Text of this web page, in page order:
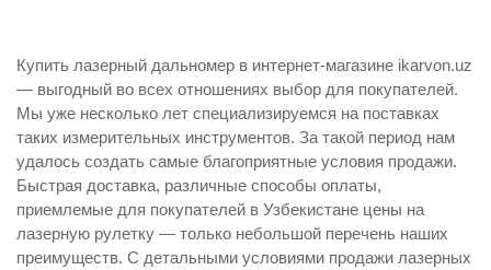
Купить лазерный дальномер в интернет-магазине ikarvon.uz
— выгодный во всех отношениях выбор для покупателей.
Мы уже несколько лет специализируемся на поставках
таких измерительных инструментов. За такой период нам
удалось создать самые благоприятные условия продажи.
Быстрая доставка, различные способы оплаты,
приемлемые для покупателей в Узбекистане цены на
лазерную рулетку — только небольшой перечень наших
преимуществ. С детальными условиями продажи лазерных